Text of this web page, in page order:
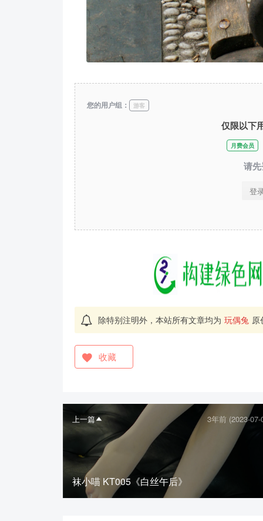
仅限以下
月费会员
请
登
您的用户组： 游客
除特别注明外，本站所有文章均为 玩偶兔 原
收藏
上一篇 3年前 (2023-07-
袜小喵 KT005《白丝午后》